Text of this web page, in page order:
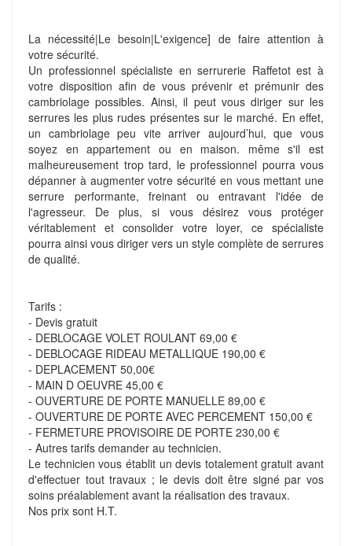
La nécessité|Le besoin|L'exigence] de faire attention à
votre sécurité.
Un professionnel spécialiste en serrurerie Raffetot est à
votre disposition afin de vous prévenir et prémunir des
cambriolage possibles. Ainsi, il peut vous diriger sur les
serrures les plus rudes présentes sur le marché. En effet,
un cambriolage peu vite arriver aujourd’hui, que vous
soyez en appartement ou en maison. même s'il est
malheureusement trop tard, le professionnel pourra vous
dépanner à augmenter votre sécurité en vous mettant une
serrure performante, freinant ou entravant l'idée de
l'agresseur. De plus, si vous désirez vous protéger
véritablement et consolider votre loyer, ce spécialiste
pourra ainsi vous diriger vers un style complète de serrures
de qualité.
Tarifs :
- Devis gratuit
- DEBLOCAGE VOLET ROULANT 69,00 €
- DEBLOCAGE RIDEAU METALLIQUE 190,00 €
- DEPLACEMENT 50,00€
- MAIN D OEUVRE 45,00 €
- OUVERTURE DE PORTE MANUELLE 89,00 €
- OUVERTURE DE PORTE AVEC PERCEMENT 150,00 €
- FERMETURE PROVISOIRE DE PORTE 230,00 €
- Autres tarifs demander au technicien.
Le technicien vous établit un devis totalement gratuit avant
d'effectuer tout travaux ; le devis doit être signé par vos
soins préalablement avant la réalisation des travaux.
Nos prix sont H.T.